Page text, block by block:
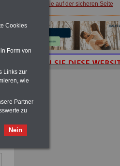
sind Sie auf der sicheren Seite
mit dem OnlineBuch Nebentätigkeit
Cookies
Form von
Links zur
wie
Partner
zu
Nein